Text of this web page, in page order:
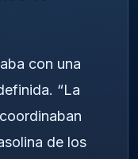
con una
“La
de los